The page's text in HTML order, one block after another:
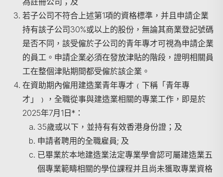
若子公司不符合上述第1項的資格標準，并且申請企業
持有該子公司30%或以上的股份，無論其商業登記號碼
是否不同，該受僱於子公司的青年專才可視為申請企業
的員工。申請企業必須在發放津貼的階段，證明相關員
工在整個津貼期間都受僱於該企業。
在資助期內僱用建造業青年專才﹙下稱「青年專
才」﹚，全職從事與建造業相關的專業工作，即是於
2025年7月1日*：
35歲或以下，並持有有效香港身份證；及
申請者聘用的全職雇員; 及
已畢業於本地建造業法定專業學會認可屬建造業五
個專業範疇相關的學位課程并且尚未獲取專業資格